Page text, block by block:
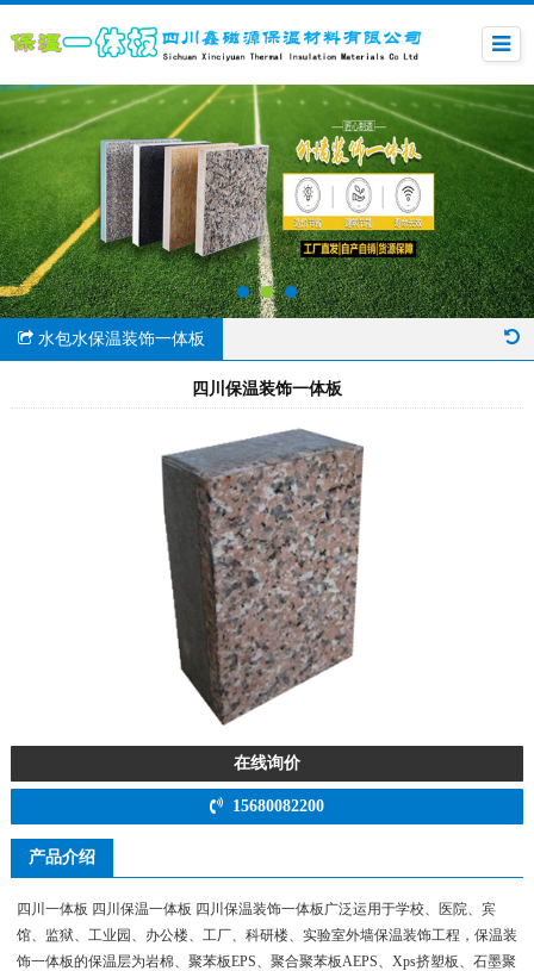
水包水保温装饰一体板
四川保温装饰一体板
在线询价
15680082200
产品介绍
四川一体板 四川保温一体板 四川保温装饰一体板广泛运用于学校、医院、宾
馆、监狱、工业园、办公楼、工厂、科研楼、实验室外墙保温装饰工程，保温装
饰一体板的保温层为岩棉、聚苯板EPS、聚合聚苯板AEPS、Xps挤塑板、石墨聚